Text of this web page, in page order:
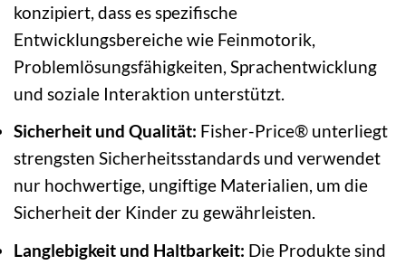
konzipiert, dass es spezifische
Entwicklungsbereiche wie Feinmotorik,
Problemlösungsfähigkeiten, Sprachentwicklung
und soziale Interaktion unterstützt.
Sicherheit und Qualität: Fisher-Price® unterliegt
strengsten Sicherheitsstandards und verwendet
nur hochwertige, ungiftige Materialien, um die
Sicherheit der Kinder zu gewährleisten.
Langlebigkeit und Haltbarkeit: Die Produkte sind